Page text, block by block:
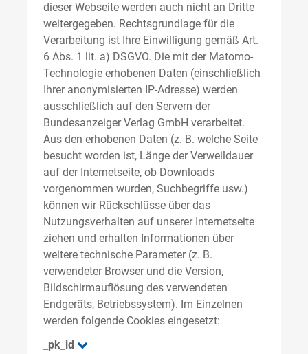
dieser Webseite werden auch nicht an Dritte
weitergegeben. Rechtsgrundlage für die
Verarbeitung ist Ihre Einwilligung gemäß Art.
6 Abs. 1 lit. a) DSGVO. Die mit der Matomo-
Technologie erhobenen Daten (einschließlich
Ihrer anonymisierten IP-Adresse) werden
ausschließlich auf den Servern der
Bundesanzeiger Verlag GmbH verarbeitet.
Aus den erhobenen Daten (z. B. welche Seite
besucht worden ist, Länge der Verweildauer
auf der Internetseite, ob Downloads
vorgenommen wurden, Suchbegriffe usw.)
können wir Rückschlüsse über das
Nutzungsverhalten auf unserer Internetseite
ziehen und erhalten Informationen über
weitere technische Parameter (z. B.
verwendeter Browser und die Version,
Bildschirmauflösung des verwendeten
Endgeräts, Betriebssystem). Im Einzelnen
werden folgende Cookies eingesetzt:
_pk_id